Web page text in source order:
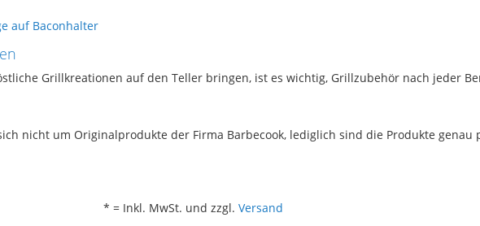
Grillkreationen auf den Teller bringen, ist es wichtig, Grillzubehör nach jeder
nicht um Originalprodukte der Firma Barbecook, lediglich sind die Produkte
* = Inkl. MwSt. und zzgl. Versand